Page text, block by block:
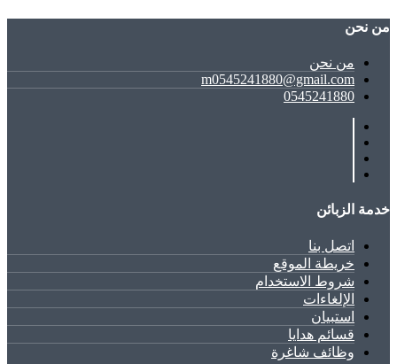
ﻣﻦ ﻧﺤﻦ
ﻣﻦ ﻧﺤﻦ
m0545241880@gmail.com
0545241880
خدمة الزبائن
اتصل بنا
خريطة الموقع
شروط الاستخدام
الإلغاءات
استبيان
قسائم هدايا
وظائف شاغرة